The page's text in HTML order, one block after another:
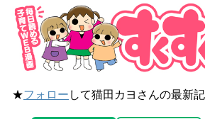
★フォロー して猫田カヨさんの最新